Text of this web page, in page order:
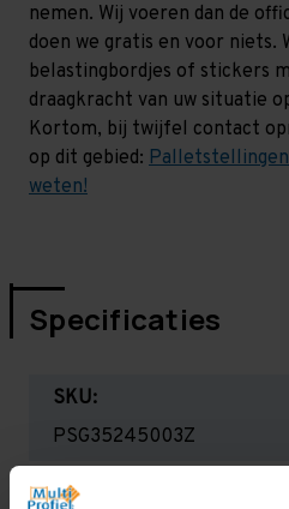
nemen. Wij voeren dan de
doen we gratis en voor niets.
belastingbordjes of stickers
draagkracht van uw situatie
Kortom, bij twijfel contact
op dit gebied:
weten!
Specificaties
SKU:
PSG35245003Z
Hoogte: